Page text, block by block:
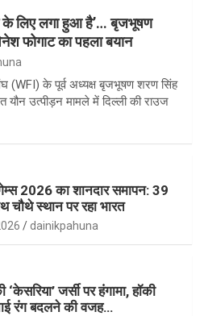
के लिए लगा हुआ है’… बृजभूषण
फोगाट का पहला बयान
(WFI) के पूर्व अध्यक्ष बृजभूषण शरण सिंह
यौन उत्पीड़न मामले में दिल्ली की राउज
2026 का शानदार समापन: 39
चौथे स्थान पर रहा भारत
dainikpahuna
‘केसरिया’ जर्सी पर हंगामा, हॉकी
रंग बदलने की वजह…